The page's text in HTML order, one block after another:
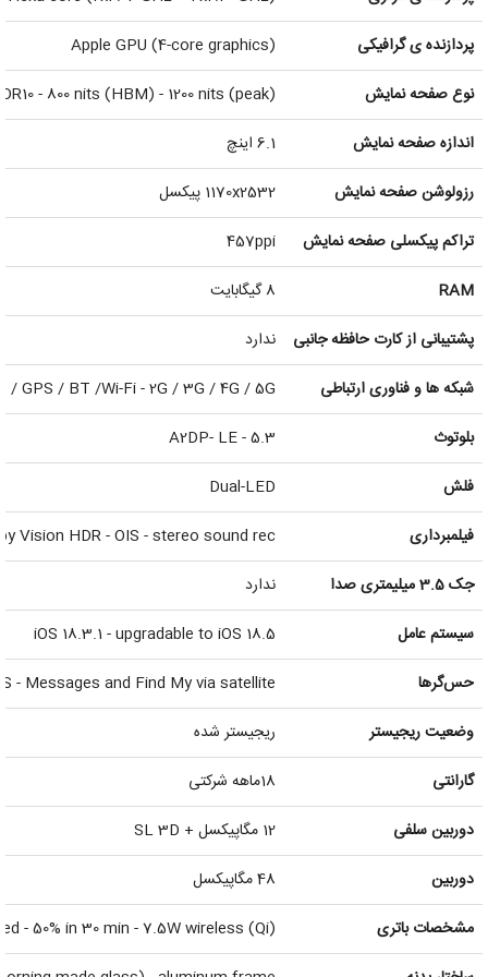
پردازنده ‌ی گرافیکی
Apple GPU (4-core graphics)
نوع صفحه نمایش
- 800 nits (HBM) - 1200 nits (peak)
اندازه صفحه نمایش
6.1 اینچ
رزولوشن صفحه نمایش
1170x2532 پیکسل
تراکم پیکسلی صفحه نمایش
457ppi
RAM
8 گیگابایت
پشتیبانی از کارت حافظه جانبی
ندارد
شبکه ها و فناوری ارتباطی
/ GPS / BT /Wi-Fi - 2G / 3G / 4G / 5G
بلوتوث
5.3 - A2DP- LE
فلش
Dual-LED
فیلمبرداری
Vision HDR - OIS - stereo sound rec
جک 3.5 میلیمتری صدا
ندارد
سیستم عامل
iOS 18.3.1 - upgradable to iOS 18.5
حس‌گرها
- Messages and Find My via satellite
وضعیت ریجیستر
ریجیستر شده
گارانتی
18ماهه شرکتی
دوربین سلفی
12 مگاپیکسل + SL 3D
دوربین
48 مگاپیکسل
مشخصات باتری
- 50% in 30 min - 7.5W wireless (Qi)